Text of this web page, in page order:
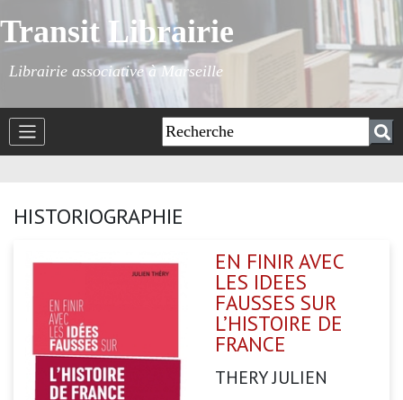
Transit Librairie
Librairie associative à Marseille
HISTORIOGRAPHIE
EN FINIR AVEC
LES IDEES
FAUSSES SUR
L’HISTOIRE DE
FRANCE
THERY JULIEN